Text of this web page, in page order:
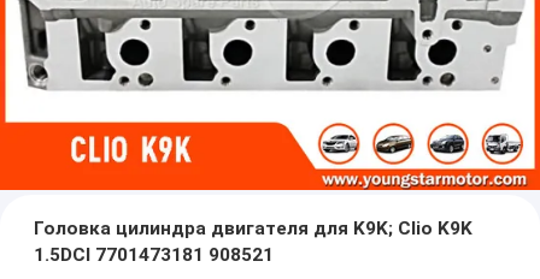
Головка цилиндра двигателя для K9K; Clio K9K
1.5DCI 7701473181 908521